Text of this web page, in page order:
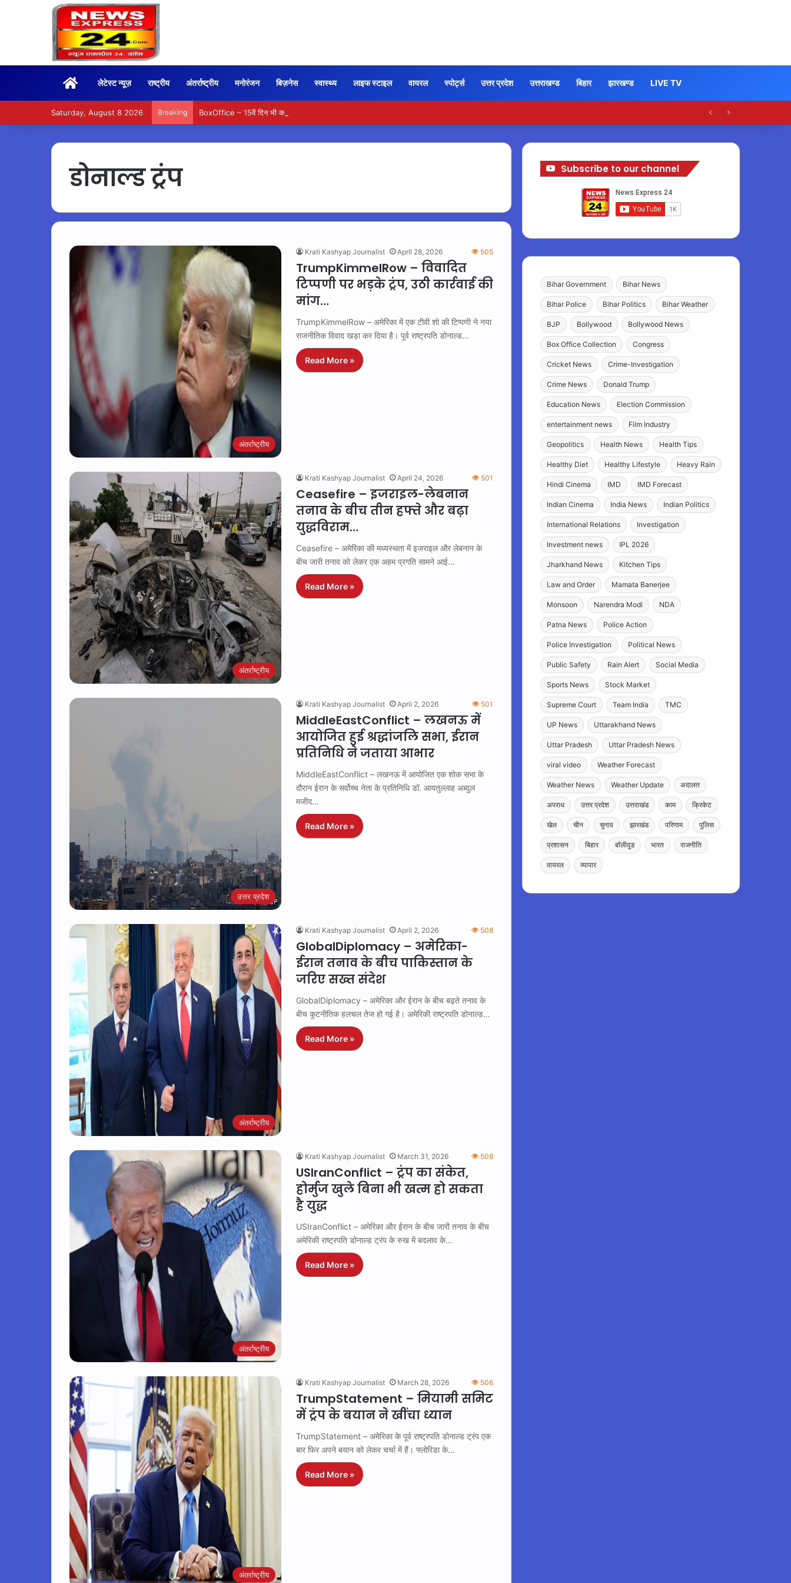
Homeलेटेस्ट न्यूज़ राष्ट्रीय अंतर्राष्ट्रीय मनोरंजन बिज़नेस स्वास्थ्य लाइफ स्टाइल वायरल स्पोर्ट्स उत्तर प्रदेश उत्तराखण्ड बिहार झारखण्ड LIVE TV
Saturday, August 8 2026 Breaking BoxOffice – 15वें दिन भी कायम रही ‘जन नायकन’ की रफ्तार, 185 करोड़ के पार पहुंची कमाई…
डोनाल्ड ट्रंप
अंतर्राष्ट्रीय
Krati Kashyap Journalist April 28, 2026 505
TrumpKimmelRow – विवादित
टिप्पणी पर भड़के ट्रंप, उठी कार्रवाई की
मांग…
TrumpKimmelRow – अमेरिका में एक टीवी शो की टिप्पणी ने नया
राजनीतिक विवाद खड़ा कर दिया है। पूर्व राष्ट्रपति डोनाल्ड…
Read More »
अंतर्राष्ट्रीय
Krati Kashyap Journalist April 24, 2026 501
Ceasefire – इजराइल-लेबनान
तनाव के बीच तीन हफ्ते और बढ़ा
युद्धविराम…
Ceasefire – अमेरिका की मध्यस्थता में इजराइल और लेबनान के
बीच जारी तनाव को लेकर एक अहम प्रगति सामने आई…
Read More »
उत्तर प्रदेश
Krati Kashyap Journalist April 2, 2026 501
MiddleEastConflict – लखनऊ में
आयोजित हुई श्रद्धांजलि सभा, ईरान
प्रतिनिधि ने जताया आभार
MiddleEastConflict – लखनऊ में आयोजित एक शोक सभा के
दौरान ईरान के सर्वोच्च नेता के प्रतिनिधि डॉ. आयतुल्लाह अब्दुल
मजीद…
Read More »
अंतर्राष्ट्रीय
Krati Kashyap Journalist April 2, 2026 508
GlobalDiplomacy – अमेरिका-
ईरान तनाव के बीच पाकिस्तान के
जरिए सख्त संदेश
GlobalDiplomacy – अमेरिका और ईरान के बीच बढ़ते तनाव के
बीच कूटनीतिक हलचल तेज हो गई है। अमेरिकी राष्ट्रपति डोनाल्ड…
Read More »
अंतर्राष्ट्रीय
Krati Kashyap Journalist March 31, 2026 508
USIranConflict – ट्रंप का संकेत,
होर्मुज खुले बिना भी खत्म हो सकता
है युद्ध
USIranConflict – अमेरिका और ईरान के बीच जारी तनाव के बीच
अमेरिकी राष्ट्रपति डोनाल्ड ट्रंप के रुख में बदलाव के…
Read More »
अंतर्राष्ट्रीय
Krati Kashyap Journalist March 28, 2026 506
TrumpStatement – मियामी समिट
में ट्रंप के बयान ने खींचा ध्यान
TrumpStatement – अमेरिका के पूर्व राष्ट्रपति डोनाल्ड ट्रंप एक
बार फिर अपने बयान को लेकर चर्चा में हैं। फ्लोरिडा के…
Read More »
Subscribe to our channel
Bihar Government Bihar News
Bihar Police Bihar Politics Bihar Weather
BJP Bollywood Bollywood News
Box Office Collection Congress
Cricket News Crime-Investigation
Crime News Donald Trump
Education News Election Commission
entertainment news Film Industry
Geopolitics Health News Health Tips
Healthy Diet Healthy Lifestyle Heavy Rain
Hindi Cinema IMD IMD Forecast
Indian Cinema India News Indian Politics
International Relations Investigation
Investment news IPL 2026
Jharkhand News Kitchen Tips
Law and Order Mamata Banerjee
Monsoon Narendra Modi NDA
Patna News Police Action
Police Investigation Political News
Public Safety Rain Alert Social Media
Sports News Stock Market
Supreme Court Team India TMC
UP News Uttarakhand News
Uttar Pradesh Uttar Pradesh News
viral video Weather Forecast
Weather News Weather Update अदालत
अपराध उत्तर प्रदेश उत्तराखंड काम क्रिकेट
खेल चीन चुनाव झारखंड परिणाम पुलिस
प्रशासन बिहार बॉलीवुड भारत राजनीति
वायरल व्यापार